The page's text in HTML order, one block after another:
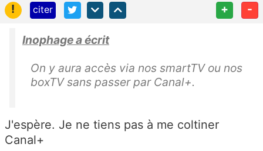
!
citer + -
Inophage a écrit
On y aura accès via nos smartTV ou nos
boxTV sans passer par Canal+.
J'espère. Je ne tiens pas à me coltiner
Canal+